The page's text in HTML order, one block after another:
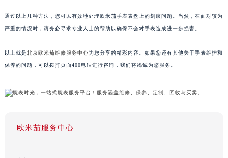
通过以上几种方法，您可以有效地处理欧米茄手表表盘上的划痕问题。当然，在面对较为
严重的情况时，请务必寻求专业人士的帮助以确保不会对手表造成进一步损害。
以上就是北京欧米茄维修服务中心为您分享的精彩内容。如果您还有其他关于手表维护和
保养的问题，可以拨打页面400电话进行咨询，我们将竭诚为您服务。
欧米茄服务中心